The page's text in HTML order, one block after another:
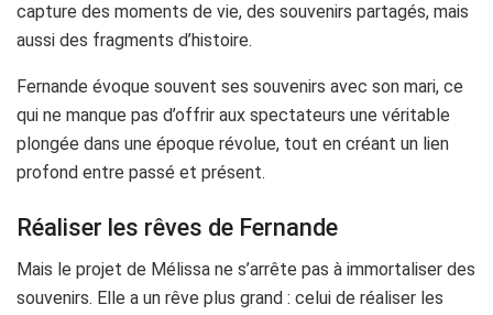
capture des moments de vie, des souvenirs partagés, mais
aussi des fragments d’histoire.
Fernande évoque souvent ses souvenirs avec son mari, ce
qui ne manque pas d’offrir aux spectateurs une véritable
plongée dans une époque révolue, tout en créant un lien
profond entre passé et présent.
Réaliser les rêves de Fernande
Mais le projet de Mélissa ne s’arrête pas à immortaliser des
souvenirs. Elle a un rêve plus grand : celui de réaliser les